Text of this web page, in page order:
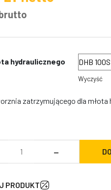
hydraulicznego
Wyczyść
zatrzymującego dla młota
Blokada
zatrzymującego
–
PRODUKT